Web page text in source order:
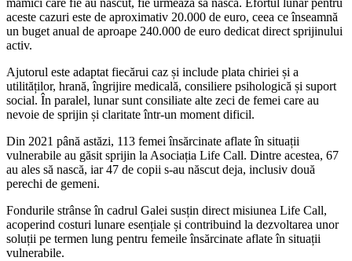
mămici care fie au născut, fie urmează să nască. Efortul lunar pentru
aceste cazuri este de aproximativ 20.000 de euro, ceea ce înseamnă
un buget anual de aproape 240.000 de euro dedicat direct sprijinului
activ.
Ajutorul este adaptat fiecărui caz și include plata chiriei și a
utilităților, hrană, îngrijire medicală, consiliere psihologică și suport
social. În paralel, lunar sunt consiliate alte zeci de femei care au
nevoie de sprijin și claritate într-un moment dificil.
Din 2021 până astăzi, 113 femei însărcinate aflate în situații
vulnerabile au găsit sprijin la Asociația Life Call. Dintre acestea, 67
au ales să nască, iar 47 de copii s-au născut deja, inclusiv două
perechi de gemeni.
Fondurile strânse în cadrul Galei susțin direct misiunea Life Call,
acoperind costuri lunare esențiale și contribuind la dezvoltarea unor
soluții pe termen lung pentru femeile însărcinate aflate în situații
vulnerabile.